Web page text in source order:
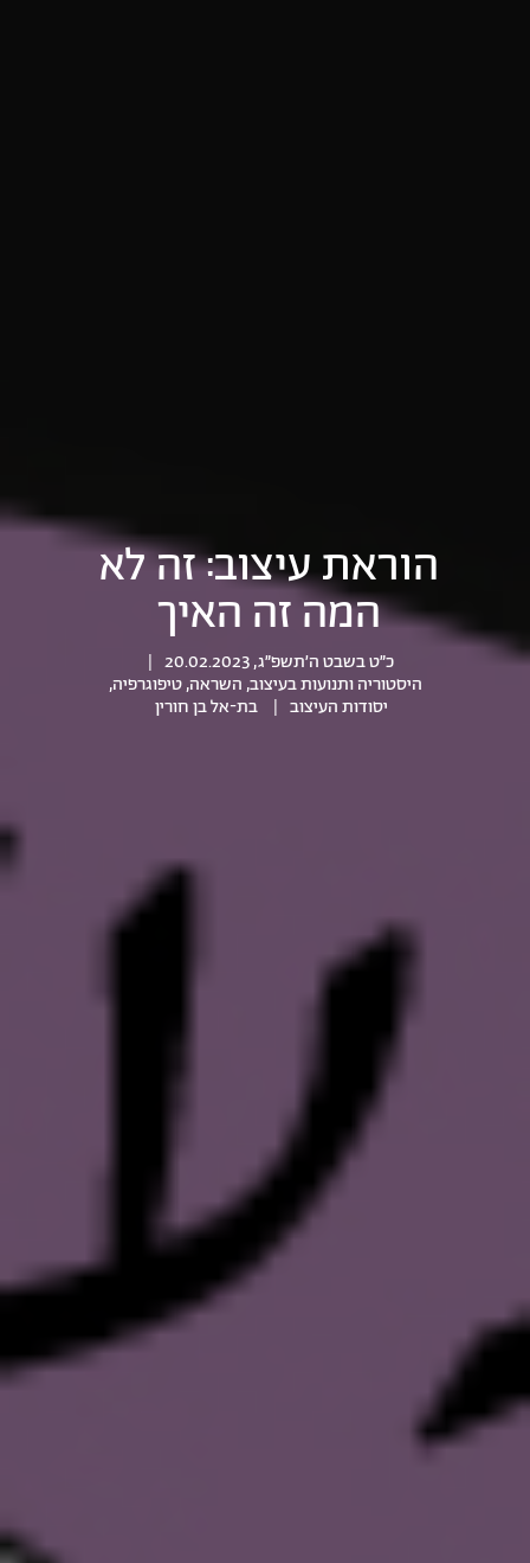
הוראת עיצוב: זה לא
המה זה האיך
כ״ט בשבט ה׳תשפ״ג, 20.02.2023
|
היסטוריה ותנועות בעיצוב, השראה,טיפוגרפיה,
יסודות העיצוב | בת-אל בן חורין